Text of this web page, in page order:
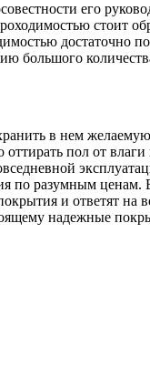
его
стоит
достаточно
большого
в нем
пол от
по разумным
и ответят
надежные